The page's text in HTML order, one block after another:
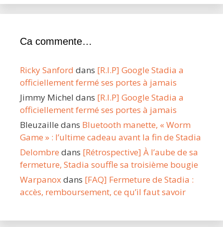
Ca commente…
Ricky Sanford dans [R.I.P] Google Stadia a
officiellement fermé ses portes à jamais
Jimmy Michel dans [R.I.P] Google Stadia a
officiellement fermé ses portes à jamais
Bleuzaille dans Bluetooth manette, « Worm
Game » : l’ultime cadeau avant la fin de Stadia
Delombre dans [Rétrospective] À l’aube de sa
fermeture, Stadia souffle sa troisième bougie
Warpanoxdans [FAQ] Fermeture de Stadia :
accès, remboursement, ce qu’il faut savoir